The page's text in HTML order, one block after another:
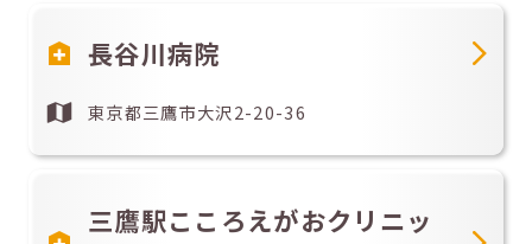
長谷川病院
東京都三鷹市大沢2-20-36
三鷹駅こころえがおクリニッ